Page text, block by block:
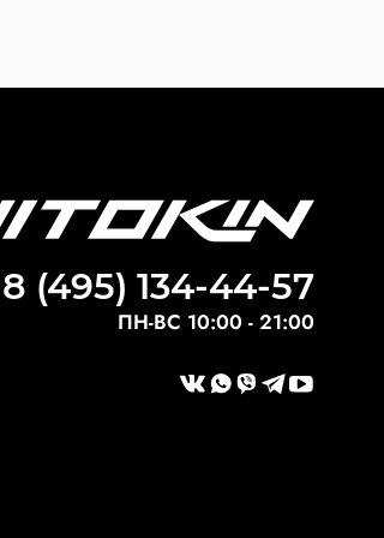
8 (495) 134-44-57
ПН-ВС 10:00 - 21:00